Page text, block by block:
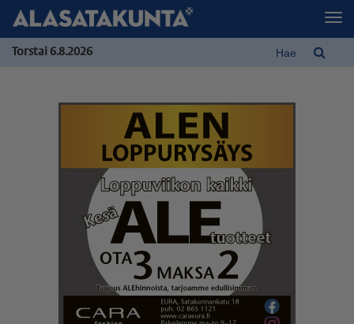
Torstai 6.8.2026